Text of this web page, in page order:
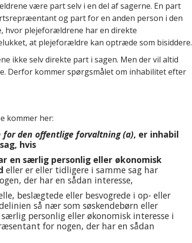
være part selv i en del af sagerne. En part
og part for en anden person i den
hvor plejeforældrene har en direkte
at plejeforældre kan optræde som bisiddere.
ikke selv direkte part i sagen. Men der vil altid
Derfor kommer spørgsmålet om inhabilitet efter
kommer her:
for den offentlige forvaltning (a), er inhabil
hvis
en særlig personlig eller økonomisk
eller er eller tidligere i samme sag har
der har en sådan interesse,
beslægtede eller besvogrede i op- eller
så nær som søskendebørn eller
personlig eller økonomisk interesse i
for nogen, der har en sådan